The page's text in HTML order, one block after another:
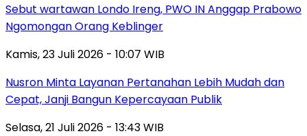
Sebut wartawan Londo Ireng, PWO IN Anggap Prabowo
Ngomongan Orang Keblinger
Kamis, 23 Juli 2026 - 10:07 WIB
Nusron Minta Layanan Pertanahan Lebih Mudah dan
Cepat, Janji Bangun Kepercayaan Publik
Selasa, 21 Juli 2026 - 13:43 WIB